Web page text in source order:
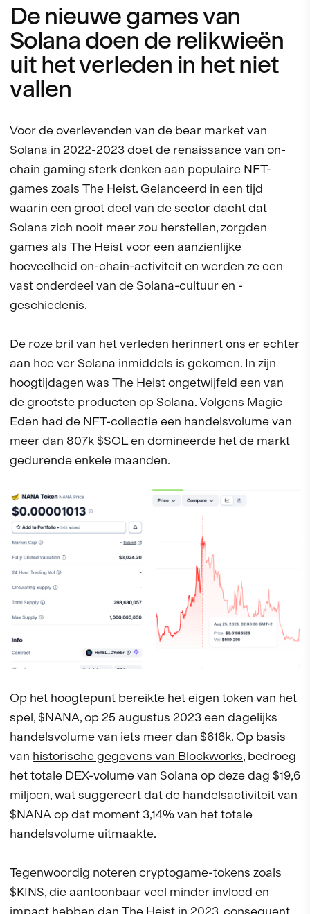
De nieuwe games van
Solana doen de relikwieën
uit het verleden in het niet
vallen
Voor de overlevenden van de bear market van
Solana in 2022-2023 doet de renaissance van on-
chain gaming sterk denken aan populaire NFT-
games zoals The Heist. Gelanceerd in een tijd
waarin een groot deel van de sector dacht dat
Solana zich nooit meer zou herstellen, zorgden
games als The Heist voor een aanzienlijke
hoeveelheid on-chain-activiteit en werden ze een
vast onderdeel van de Solana-cultuur en -
geschiedenis.
De roze bril van het verleden herinnert ons er echter
aan hoe ver Solana inmiddels is gekomen. In zijn
hoogtijdagen was The Heist ongetwijfeld een van
de grootste producten op Solana. Volgens Magic
Eden had de NFT-collectie een handelsvolume van
meer dan 807k $SOL en domineerde het de markt
gedurende enkele maanden.
Op het hoogtepunt bereikte het eigen token van het
spel, $NANA, op 25 augustus 2023 een dagelijks
handelsvolume van iets meer dan $616k. Op basis
van historische gegevens van Blockworks, bedroeg
het totale DEX-volume van Solana op deze dag $19,6
miljoen, wat suggereert dat de handelsactiviteit van
$NANA op dat moment 3,14% van het totale
handelsvolume uitmaakte.
Tegenwoordig noteren cryptogame-tokens zoals
$KINS, die aantoonbaar veel minder invloed en